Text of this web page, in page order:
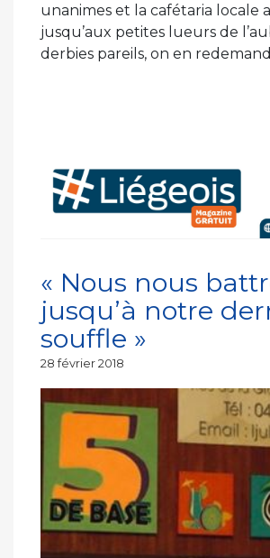
unanimes et la cafétaria locale
jusqu’aux petites lueurs de
derbies pareils, on en
« Nous nous
jusqu’à notre
souffle »
Publié
28 février 2018